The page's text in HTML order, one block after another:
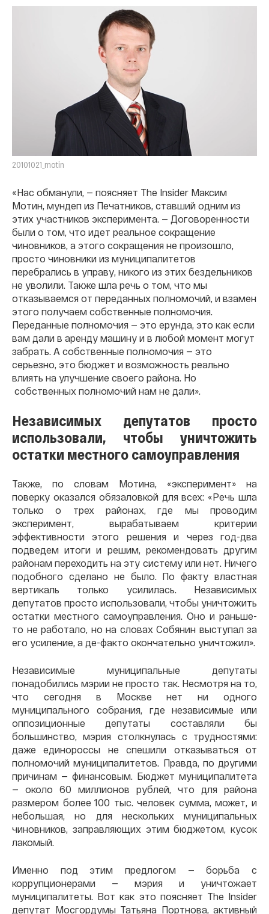
20101021_motin
«Нас обманули, — поясняет The Insider Максим
Мотин, мундеп из Печатников, ставший одним из
этих участников эксперимента. — Договоренности
были о том, что идет реальное сокращение
чиновников, а этого сокращения не произошло,
просто чиновники из муниципалитетов
перебрались в управу, никого из этих бездельников
не уволили. Также шла речь о том, что мы
отказываемся от переданных полномочий, и взамен
этого получаем собственные полномочия.
Переданные полномочия — это ерунда, это как если
вам дали в аренду машину и в любой момент могут
забрать. А собственные полномочия — это
серьезно, это бюджет и возможность реально
влиять на улучшение своего района. Но
собственных полномочий нам не дали».
Независимых депутатов просто
использовали, чтобы уничтожить
остатки местного самоуправления
Также, по словам Мотина, «эксперимент» на
поверку оказался обязаловкой для всех: «Речь шла
только о трех районах, где мы проводим
эксперимент, вырабатываем критерии
эффективности этого решения и через год-два
подведем итоги и решим, рекомендовать другим
районам переходить на эту систему или нет. Ничего
подобного сделано не было. По факту властная
вертикаль только усилилась. Независимых
депутатов просто использовали, чтобы уничтожить
остатки местного самоуправления. Оно и раньше-
то не работало, но на словах Собянин выступал за
его усиление, а де-факто окончательно уничтожил».
Независимые муниципальные депутаты
понадобились мэрии не просто так. Несмотря на то,
что сегодня в Москве нет ни одного
муниципального собрания, где независимые или
оппозиционные депутаты составляли бы
большинство, мэрия столкнулась с трудностями:
даже единороссы не спешили отказываться от
полномочий муниципалитетов. Правда, по другими
причинам — финансовым. Бюджет муниципалитета
— около 60 миллионов рублей, что для района
размером более 100 тыс. человек сумма, может, и
небольшая, но для нескольких муниципальных
чиновников, заправляющих этим бюджетом, кусок
лакомый.
Именно под этим предлогом — борьба с
коррупционерами — мэрия и уничтожает
муниципалитеты. Вот как это поясняет The Insider
депутат Мосгордумы Татьяна Портнова, активный